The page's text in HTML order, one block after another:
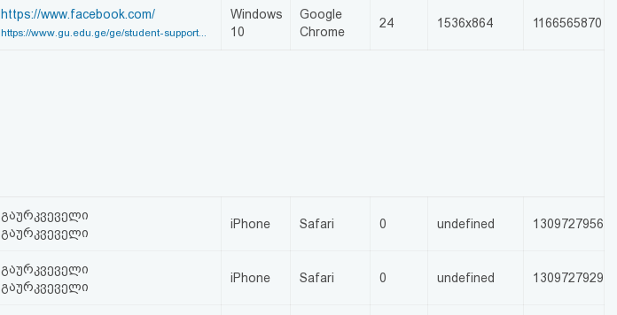
https://www.facebook.com/
https://www.gu.edu.ge/ge/student-support...
Windows
10
Google
Chrome
24 1536x864 1166565870
გაურკვეველი
გაურკვეველი
iPhone Safari 0 undefined 1309727956
გაურკვეველი
გაურკვეველი
iPhone Safari 0 undefined 1309727929